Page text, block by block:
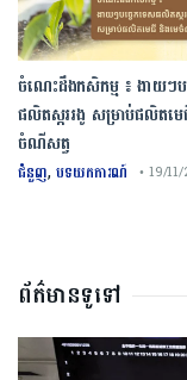
ចំណេះដឹងកសិកម្ម ៖ ងាយៗប
ផលិតស្កររងូ សម្រាប់ផលិតម
ចំណីសត្វ
ជំនួញ,បទយកការណ៍ • 19/
ព័ត៌មានទូទៅ